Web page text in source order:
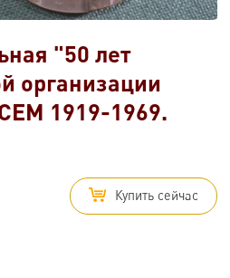
"50 лет
организации
1919-1969.
Купить сейчас